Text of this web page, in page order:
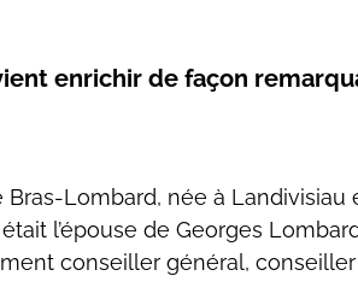
enrichir de façon
Lombard, née à
l’épouse de Georges
conseiller général,